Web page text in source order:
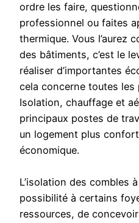
ordre les faire,
professionnel ou faites
thermique. Vous l’aurez
des bâtiments, c’est le
réaliser d’importantes
cela concerne toutes
Isolation, chauffage et
principaux postes de
un logement plus
économique.
L’isolation des combles
possibilité à certains
ressources, de